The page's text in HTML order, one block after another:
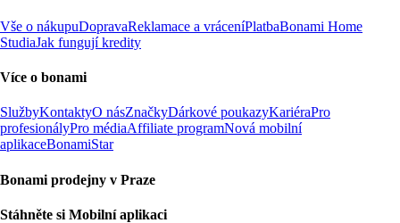
Vše o nákupuDopravaReklamace a vráceníPlatbaBonami Home
StudiaJak fungují kredity
Více o bonami
SlužbyKontaktyO násZnačkyDárkové poukazyKariéraPro
profesionályPro médiaAffiliate programNová mobilní
aplikaceBonamiStar
Bonami prodejny v Praze
Stáhněte si Mobilní aplikaci